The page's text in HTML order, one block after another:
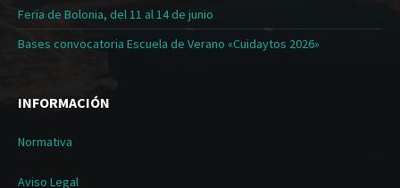
Feria de Bolonia, del 11 al 14 de junio
Bases convocatoria Escuela de Verano «Cuidaytos 2026»
INFORMACIÓN
Normativa
Aviso Legal